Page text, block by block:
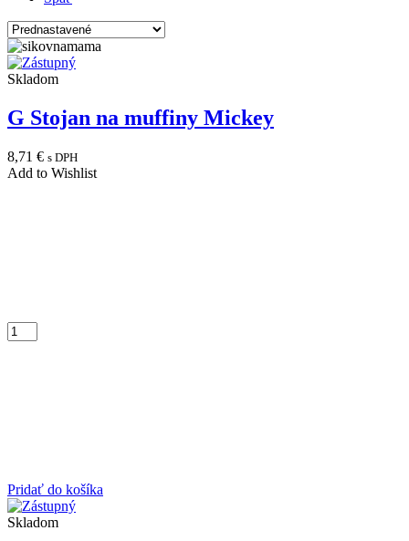
Skladom
G Stojan na muffiny Mickey
8,71 € s DPH
Add to Wishlist
Pridať do košíka
Skladom